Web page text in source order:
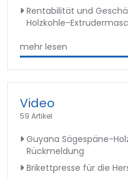
Rentabilität und
Holzkohle-
mehr lesen
Video
59 Artikel
Guyana Sägespäne-
Rückmeldung
Brikettpresse für die